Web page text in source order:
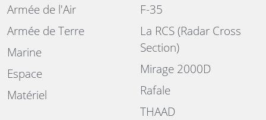
Armée de l'Air
Armée de Terre
Marine
Espace
Matériel
F-35
La RCS (Radar Cross
Section)
Mirage 2000D
Rafale
THAAD